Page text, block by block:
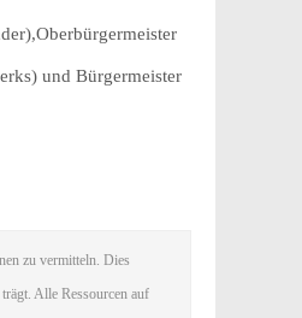
und Bürgermeister
zu vermitteln. Dies
Alle Ressourcen auf